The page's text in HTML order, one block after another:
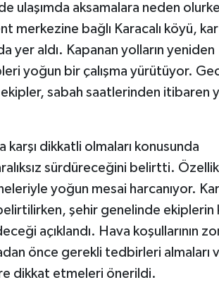
ulaşımda aksamalara neden
merkezine bağlı Karacalı köyü, kar
yer aldı. Kapanan yolların yeniden
yoğun bir çalışma yürütüyor.
sabah saatlerinden itibaren
karşı dikkatli olmaları konusunda
sürdüreceğini belirtti.
yoğun mesai harcanıyor. Kar
şehir genelinde ekiplerin
açıklandı. Hava koşullarının
önce gerekli tedbirleri almaları
dikkat etmeleri önerildi.